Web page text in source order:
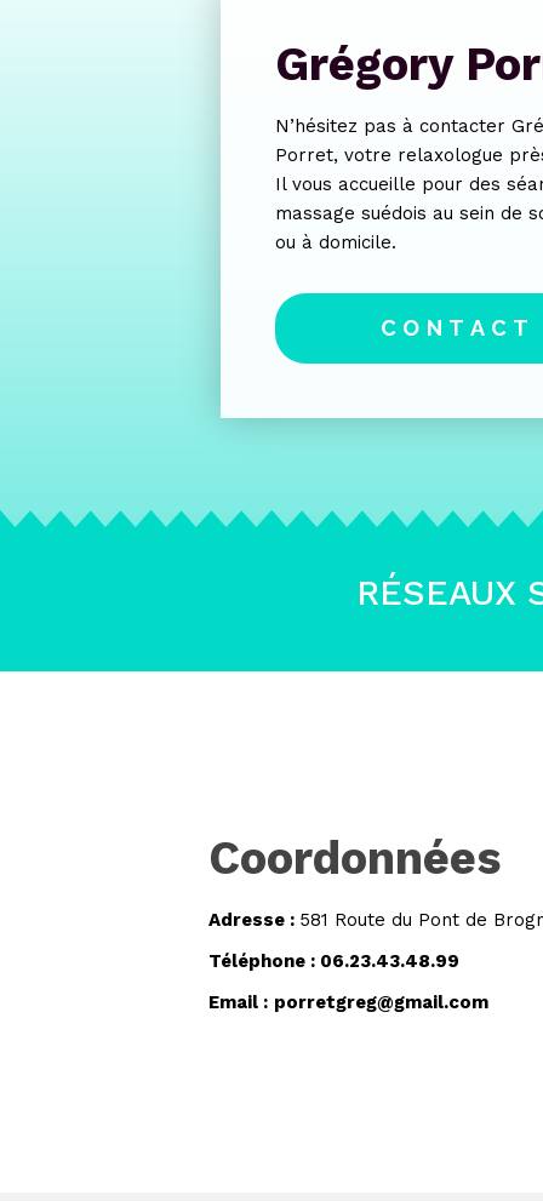
Grégory
N’hésitez pas à contacter
Porret, votre relaxologue près
Il vous accueille pour des
massage suédois au sein de
ou à domicile.
CONTACT
RÉSEAUX
Coordonnées
Adresse : 581 Route du Pont de
Téléphone : 06.23.43.48.99
Email : porretgreg@gmail.com